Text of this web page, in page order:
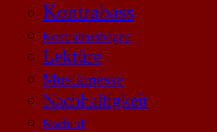
Kontrabass
Kontrabassbogen
Lektüre
Musikmesse
Nachhaltigkeit
Nachruf